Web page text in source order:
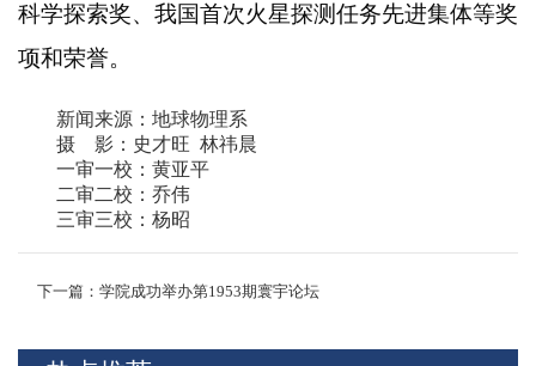
科学探索奖、我国首次火星探测任务先进集体等奖
项和荣誉。
新闻来源：地球物理系
摄
影：史才旺 林祎晨
一审一校：黄亚平
二审二校：乔伟
三审三校：杨昭
下一篇：学院成功举办第1953期寰宇论坛